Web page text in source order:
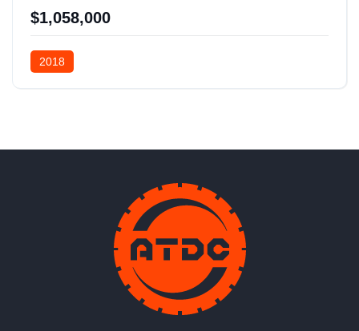
$1,058,000
2018